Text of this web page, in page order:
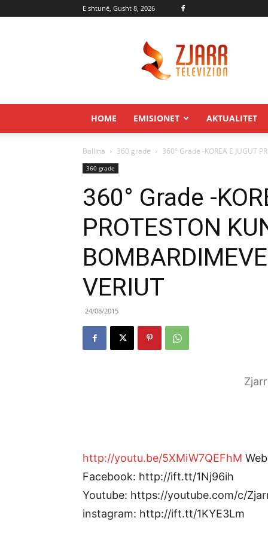
E shtunë, Gusht 8, 2026
HOME EMISIONET AKTUALITET
Ballina 360 grade 360° Grade -KOREA E JUGUT
360 grade
360° Grade -
PROTESTON
VERIUT
24/08/2015
http://youtu.be/5XMiW7QEFhM
Facebook: http://ift.tt/1Nj96ih
Youtube: https://youtube.com/c/
instagram: http://ift.tt/1KYE3Lm